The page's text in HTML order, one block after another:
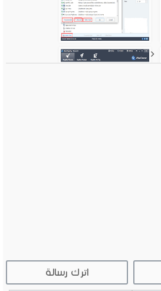
اترك رسالة